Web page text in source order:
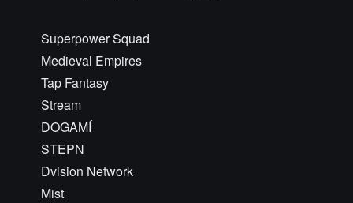
Superpower Squad
Medieval Empires
Tap Fantasy
Stream
DOGAMÍ
STEPN
Dvision Network
Mist